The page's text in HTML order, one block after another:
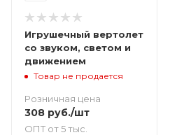
Игрушечный вертолет
со звуком, светом и
движением
Товар не продается
Розничная цена
308 руб./шт
ОПТ от 5 тыс.